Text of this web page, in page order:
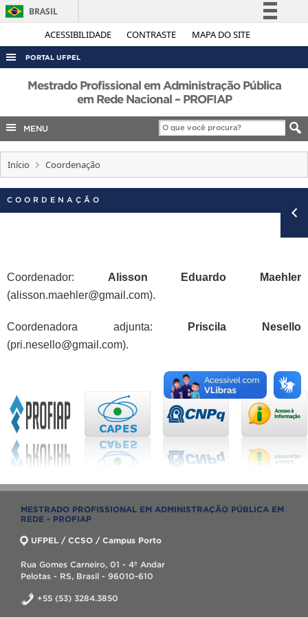
ACESSIBILIDADE CONTRASTE MAPA DO SITE
BRASIL
Simplifique!
Acesso à informação
Legislação
Canais
PORTAL UFPEL
ACESSO À INFORMAÇÃO
COBALTO
CONCURSOS
INTERNACIONAL
Mestrado Profissional em Administração Pública
em Rede Nacional – PROFIAP
MENU
Início Coordenação
COORDENAÇÃO
Coordenador: Alisson Eduardo Maehler
(alisson.maehler@gmail.com).
Coordenadora adjunta:
Priscila Nesello
(pri.nesello@gmail.com).
MESTRADO PROFISSIONAL EM ADMINISTRAÇÃO PÚBLICA EM
REDE - PROFIAP
UFPEL / CCSO / Campus Porto
Rua Gomes Carneiro, 01 - 4º Andar
Pelotas - RS, Brasil - 96010-610
+55 (53) 3284.3850